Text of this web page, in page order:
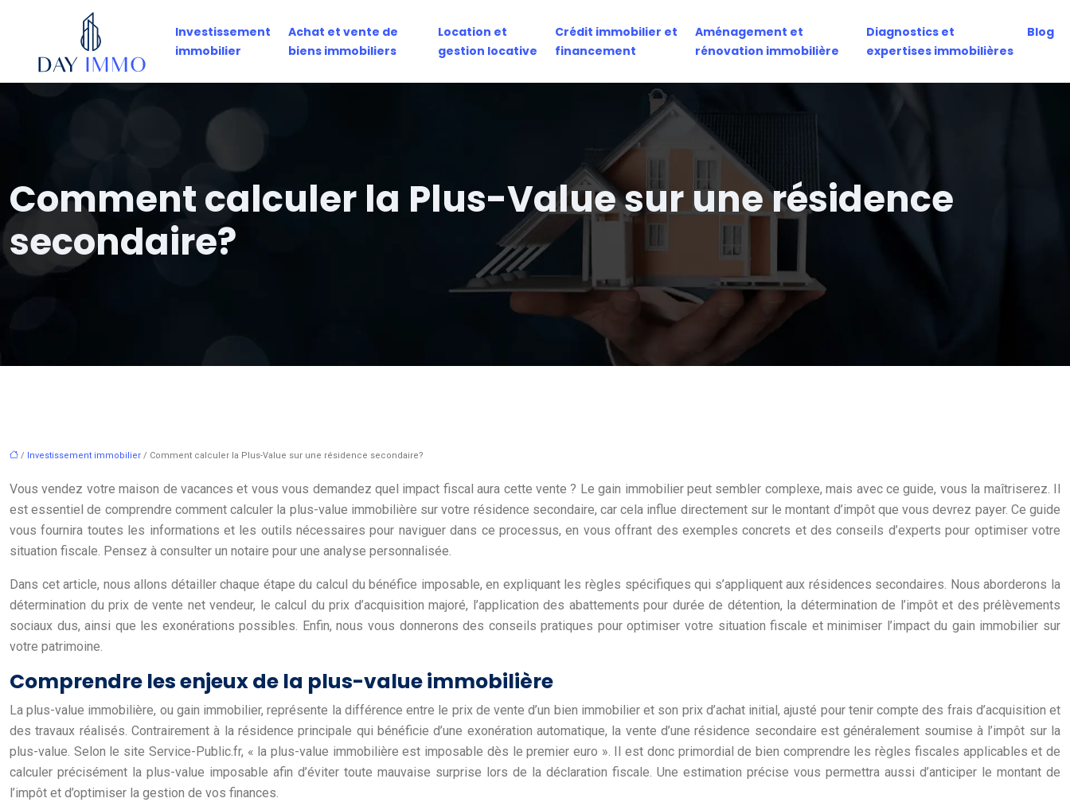
Investissement
immobilier
Achat et vente de
biens immobiliers
Location et
gestion locative
Crédit immobilier et
financement
Aménagement et
rénovation immobilière
Diagnostics et
expertises immobilières
Blog
Comment calculer la Plus-Value sur une résidence
secondaire?
/ Investissement immobilier / Comment calculer la Plus-Value sur une résidence secondaire?
Vous vendez votre maison de vacances et vous vous demandez quel impact fiscal aura cette vente ? Le gain immobilier peut sembler complexe, mais avec ce guide, vous la maîtriserez. Il
est essentiel de comprendre comment calculer la plus-value immobilière sur votre résidence secondaire, car cela influe directement sur le montant d’impôt que vous devrez payer. Ce guide
vous fournira toutes les informations et les outils nécessaires pour naviguer dans ce processus, en vous offrant des exemples concrets et des conseils d’experts pour optimiser votre
situation fiscale. Pensez à consulter un notaire pour une analyse personnalisée.
Dans cet article, nous allons détailler chaque étape du calcul du bénéfice imposable, en expliquant les règles spécifiques qui s’appliquent aux résidences secondaires. Nous aborderons la
détermination du prix de vente net vendeur, le calcul du prix d’acquisition majoré, l’application des abattements pour durée de détention, la détermination de l’impôt et des prélèvements
sociaux dus, ainsi que les exonérations possibles. Enfin, nous vous donnerons des conseils pratiques pour optimiser votre situation fiscale et minimiser l’impact du gain immobilier sur
votre patrimoine.
Comprendre les enjeux de la plus-value immobilière
La plus-value immobilière, ou gain immobilier, représente la différence entre le prix de vente d’un bien immobilier et son prix d’achat initial, ajusté pour tenir compte des frais d’acquisition et
des travaux réalisés. Contrairement à la résidence principale qui bénéficie d’une exonération automatique, la vente d’une résidence secondaire est généralement soumise à l’impôt sur la
plus-value. Selon le site Service-Public.fr, « la plus-value immobilière est imposable dès le premier euro ». Il est donc primordial de bien comprendre les règles fiscales applicables et de
calculer précisément la plus-value imposable afin d’éviter toute mauvaise surprise lors de la déclaration fiscale. Une estimation précise vous permettra aussi d’anticiper le montant de
l’impôt et d’optimiser la gestion de vos finances.